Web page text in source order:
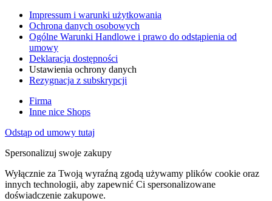
Impressum i warunki użytkowania
Ochrona danych osobowych
Ogólne Warunki Handlowe i prawo do odstąpienia od
umowy
Deklaracja dostępności
Ustawienia ochrony danych
Rezygnacja z subskrypcji
Firma
Inne nice Shops
Odstąp od umowy tutaj
Spersonalizuj swoje zakupy
Wyłącznie za Twoją wyraźną zgodą używamy plików cookie oraz
innych technologii, aby zapewnić Ci spersonalizowane
doświadczenie zakupowe.